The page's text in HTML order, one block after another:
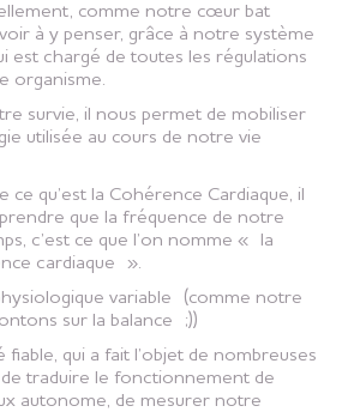
comme notre cœur bat
à y penser, grâce à notre système
est chargé de toutes les régulations
organisme.
survie, il nous permet de mobiliser
utilisée au cours de notre vie
qu’est la Cohérence Cardiaque, il
que la fréquence de notre
c’est ce que l’on nomme « la
cardiaque ».
variable (comme notre
sur la balance ;))
fiable, qui a fait l’objet de nombreuses
traduire le fonctionnement de
autonome, de mesurer notre